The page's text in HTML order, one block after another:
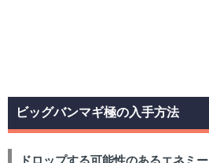
ビッグバンマギ極の入手方法